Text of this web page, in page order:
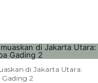
di Jakarta Utara:
2